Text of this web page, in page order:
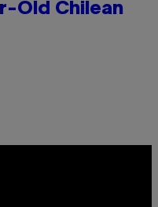
Old Chilean